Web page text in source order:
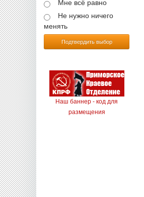
Мне всё равно
Не нужно ничего
менять
Подтвердить выбор
Наш баннер - код для
размещения